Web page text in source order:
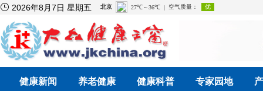
 2026年8月7日 星期五
健康新闻 养老健康 健康科普 专家园地